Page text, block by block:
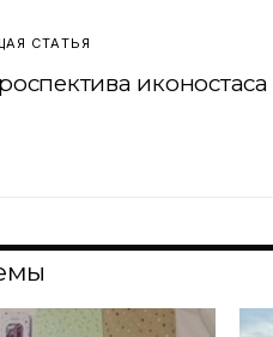
СТАТЬЯ
иконостаса